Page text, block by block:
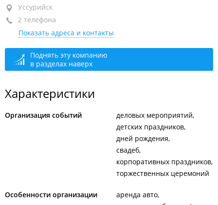
Уссурийск, ул. Выгонная, 12
1-й этаж
+7 914 711-06-70
+7 994 994-96-70
открыто: 10:00–18:00
Уссурийск
2 телефона
Показать адреса и контакты
Поднять эту компанию
в разделах наверх
Характеристики
Организация событий
деловых мероприятий
детских праздников
дней рождения
свадеб
корпоративных праздников
торжественных церемоний
Особенности организации
аренда авто